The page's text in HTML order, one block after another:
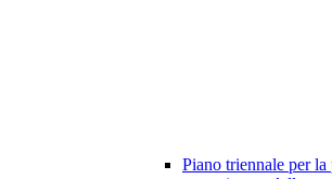
Piano triennale per